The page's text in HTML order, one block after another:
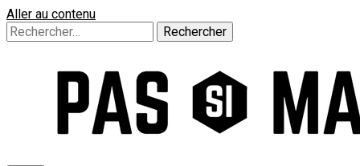
Aller au contenu
Rechercher :